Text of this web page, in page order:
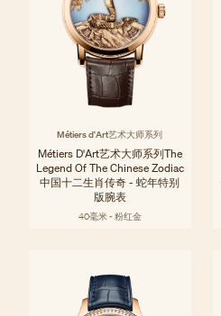
Métiers d'Art艺术大师系列
Métiers D'Art艺术大师系列The
Legend Of The Chinese Zodiac
中国十二生肖传奇 - 蛇年特别
版腕表
40毫米 - 粉红金